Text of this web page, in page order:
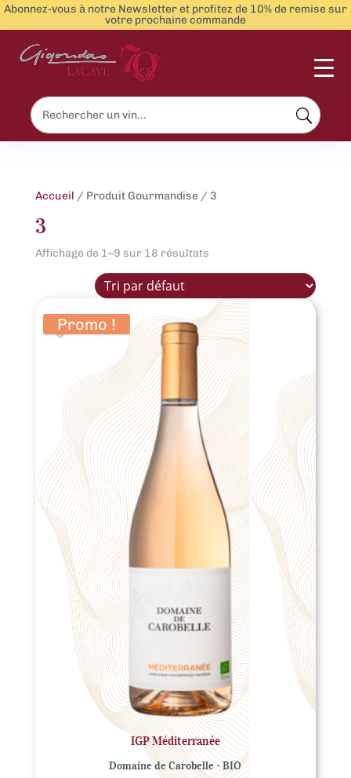
Abonnez-vous à notre Newsletter et profitez de 10% de remise sur
votre prochaine commande
Accueil / Produit Gourmandise / 3
3
Affichage de 1–9 sur 18 résultats
Promo !
IGP Méditerranée
Domaine de Carobelle - BIO